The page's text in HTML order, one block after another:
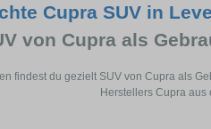
Cupra SUV in
von Cupra als
findest du gezielt SUV von Cupra als
Herstellers Cupra aus